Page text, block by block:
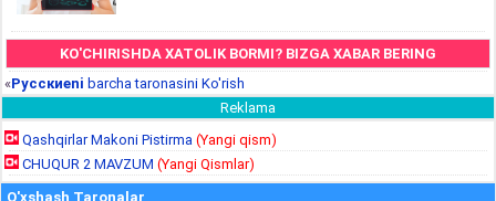
KO'CHIRISHDA XATOLIK BORMI? BIZGA XABAR BERING
«Русскиеni barcha taronasini Ko'rish
Reklama
Qashqirlar Makoni Pistirma (Yangi qism)
CHUQUR 2 MAVZUM (Yangi Qismlar)
O'xshash Taronalar